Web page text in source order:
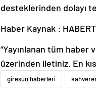
desteklerinden dolayı
Haber Kaynak :
“Yayınlanan tüm
üzerinden iletiniz. En
giresun haberleri